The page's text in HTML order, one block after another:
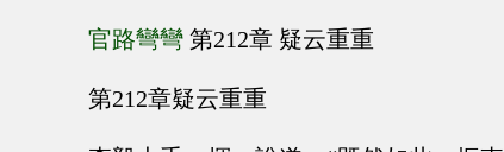
官路彎彎 第212章 疑云重重
第212章疑云重重